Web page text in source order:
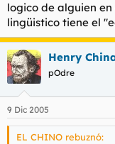
logico de alguien
lingüistico tiene el
Henry
pOdre
9 Dic 2005
EL CHINO rebuznó: